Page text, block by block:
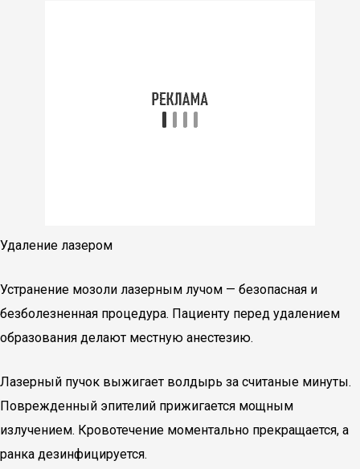
Удаление лазером
Устранение мозоли лазерным лучом — безопасная и
безболезненная процедура. Пациенту перед удалением
образования делают местную анестезию.
Лазерный пучок выжигает волдырь за считаные минуты.
Поврежденный эпителий прижигается мощным
излучением. Кровотечение моментально прекращается, а
ранка дезинфицируется.